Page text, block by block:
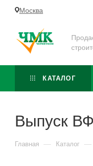
Москва
КАТАЛОГ
Выпуск
Главная — Каталог —